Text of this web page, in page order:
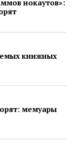
нокаутов»:
книжных
мемуары